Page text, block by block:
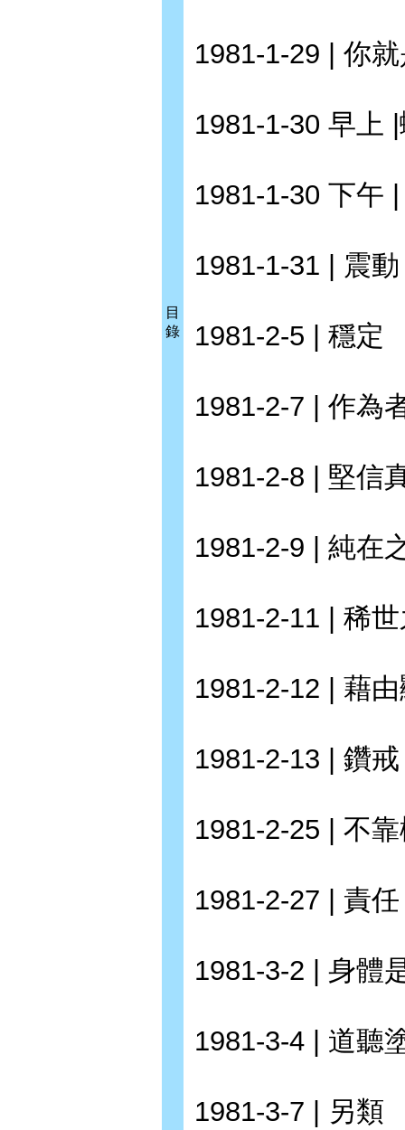
目
錄
1981-1-29 | 你
1981-1-30 早上
1981-1-30 下午
1981-1-31 | 震動
1981-2-5 | 穩定
1981-2-7 | 作為
1981-2-8 | 堅信
1981-2-9 | 純在
1981-2-11 | 稀
1981-2-12 | 藉
1981-2-13 | 鑽戒
1981-2-25 | 不
1981-2-27 | 責任
1981-3-2 | 身體
1981-3-4 | 道聽
1981-3-7 | 另類